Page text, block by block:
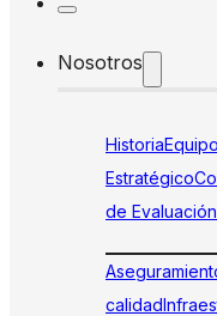
Nosotros
Historia
Estratégico
de
calidad